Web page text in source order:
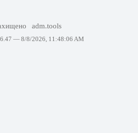
adm.tools
— 8/8/2026, 11:48:06 AM